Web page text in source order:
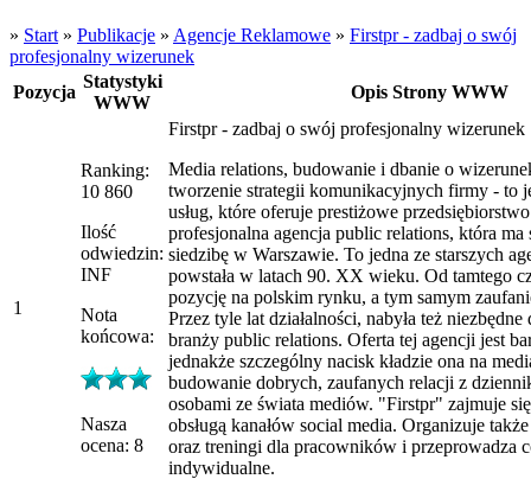
» Start » Publikacje » Agencje Reklamowe » Firstpr - zadbaj o swój
profesjonalny wizerunek
Pozycja
Statystyki
WWW
Opis Strony WWW
1
Ranking:
10 860
Ilość
odwiedzin:
INF
Nota
końcowa:
Nasza
ocena: 8
Firstpr - zadbaj o swój profesjonalny wizerunek
Media relations, budowanie i dbanie o
tworzenie strategii komunikacyjnych firmy - to
usług, które oferuje prestiżowe
profesjonalna agencja public relations, która ma
siedzibę w Warszawie. To jedna ze starszych
powstała w latach 90. XX wieku. Od tamtego
pozycję na polskim rynku, a tym samym
Przez tyle lat działalności, nabyła też
branży public relations. Oferta tej agencji jest
jednakże szczególny nacisk kładzie ona na
budowanie dobrych, zaufanych relacji z
osobami ze świata mediów. "Firstpr" zajmuje
obsługą kanałów social media. Organizuje
oraz treningi dla pracowników i przeprowadza
indywidualne.